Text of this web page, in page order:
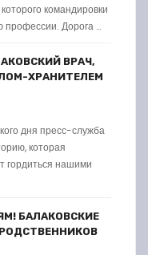
командировки
профессии. Дорога …
ВРАЧ,
ХРАНИТЕЛЕМ
дня пресс-служба
которая
гордиться нашими
БАЛАКОВСКИЕ